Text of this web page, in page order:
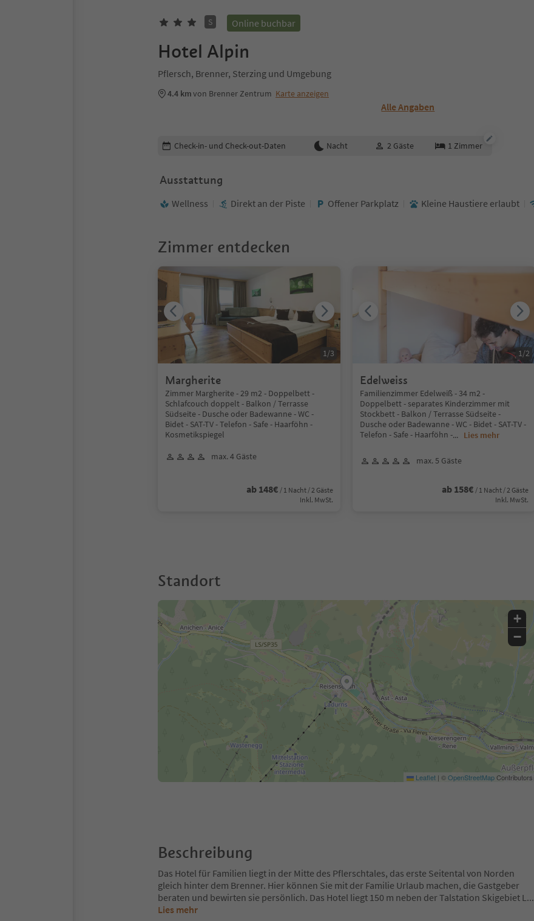
S Online buchbar
Hotel Alpin
Pflersch, Brenner, Sterzing und Umgebung
4.4 kmvon Brenner Zentrum Karte anzeigen
Alle Angaben
Buchungsdetails bearbeiten
Check-in- und Check-out-Daten Nacht 2 Gäste 1 Zimmer
Ausstattung
Wellness Direkt an der Piste Offener Parkplatz Kleine Haustiere erlaubt
Zimmer entdecken
Margherite
Zimmer Margherite - 29 m2 - Doppelbett -
Schlafcouch doppelt - Balkon / Terrasse
Südseite - Dusche oder Badewanne - WC -
Bidet - SAT-TV - Telefon - Safe - Haarföhn -
Kosmetikspiegel
max. 4 Gäste
ab 148€ / 1 Nacht / 2 Gäste
Inkl. MwSt.
1/3
Edelweiss
Familienzimmer Edelweiß - 34 m2 -
Doppelbett - separates Kinderzimmer mit
Stockbett - Balkon / Terrasse Südseite -
Dusche oder Badewanne - WC - Bidet - SAT-TV -
Telefon - Safe - Haarföhn -... Lies mehr
max. 5 Gäste
ab 158€ / 1 Nacht / 2 Gäste
Inkl. MwSt.
1/2
Standort
+
−
Leaflet | ©OpenStreetMapContributors
Beschreibung
Das Hotel für Familien liegt in der Mitte des Pflerschtales, das erste Seitental von Norden
gleich hinter dem Brenner. Hier können Sie mit der Familie Urlaub machen, die Gastgeber
beraten und bewirten sie persönlich. Das Hotel liegt 150 m neben der Talstation Skigebiet L...
Lies mehr